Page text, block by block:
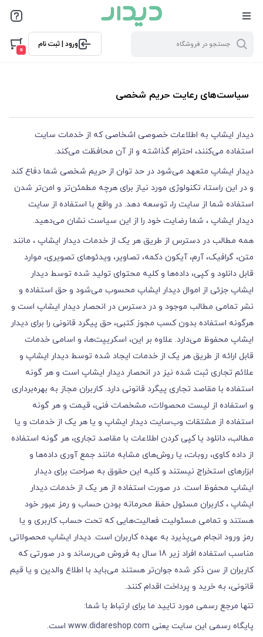
ورود | ثبت نام
0
سیاست‏‌های رعایت حریم شخصی
دیدار ایشاپ به اطلاعات خصوصی اشخاصى که از خدمات سایت
استفاده می‏‌کنند، احترام گذاشته و از آن محافظت می‏‌کند.
دیدار ایشاپ متعهد می‏‌شود در حد توان از حریم شخصی شما دفاع کند
و در این راستا، تکنولوژی مورد نیاز برای هرچه مطمئن‏‌تر و امن‏‌تر شدن
استفاده شما از سایت را، توسعه دهد. در واقع با استفاده از سایت
دیدار ایشاپ ، شما رضایت خود را از این سیاست نشان می‏‌دهید.
همه مطالب در دسترس از طریق هر یک از خدمات دیدار ایشاپ ، مانند
متن، گرافیک، آرم، آیکون دکمه، تصاویر، ویدئوهای تصویری، موارد
قابل دانلود و کپی، داده‌ها و کلیه محتوای تولید شده توسط دیدار
ایشاپ جزئی از اموال دیدار ایشاپ محسوب می‏‌شود و حق استفاده و
نشر تمامی مطالب موجود و در دسترس در انحصار دیدار ایشاپ است و
هرگونه استفاده بدون کسب مجوز کتبی، حق پیگرد قانونی را برای دیدار
ایشاپ محفوظ می‏‌دارد. علاوه بر این، اسکریپت‌ها، و اسامی خدمات
قابل ارائه از طریق هر یک از خدمات ایجاد شده توسط دیدار ایشاپ و
علائم تجاری ثبت شده نیز در انحصار دیدار ایشاپ است و هر گونه
استفاده با مقاصد تجاری پیگرد قانونی دارد. کاربران مجاز به بهره‌‏برداری
و استفاده از لیست محصولات، مشخصات فنی، قیمت و هر گونه
استفاده از مشتقات وب‏‌سایت دیدار ایشاپ و یا هر یک از خدمات و یا
مطالب، دانلود یا کپی کردن اطلاعات با مقاصد تجاری، هر گونه استفاده
از داده کاوی، روبات، یا روش‌‏های مشابه مانند جمع آوری داده‌‏ها و
ابزارهای استخراج نیستند و کلیه این حقوق به صراحت برای دیدار
ایشاپ محفوظ است. در صورت استفاده از هر یک از خدمات دیدار
ایشاپ ، کاربران مسئول حفظ محرمانه بودن حساب و رمز عبور خود
هستند و تمامی مسئولیت فعالیت‌‏هایی که تحت حساب کاربری و یا
رمز ورود انجام می‏‌پذیرد به عهده کاربران است. دیدار ایشاپ محصولاتی
مناسب استفاده افراد زیر 18 سال به فروش می‏‌رساند و در صورتی که
کاربران از سن ذکر شده جوان‌‏تر هستند می‌‏باید با اطلاع والدین و یا قیم
قانونی، به خرید و پرداخت اقدام کنند.
تنها مرجع رسمی مورد تایید ما برای ارتباط با شما:
پایگاه رسمی این سایت یعنی www.didareshop.com است.